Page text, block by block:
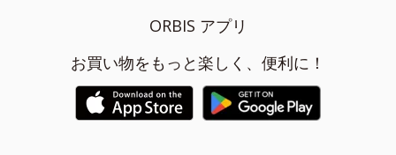
ORBIS アプリ
お買い物をもっと楽しく、便利に！